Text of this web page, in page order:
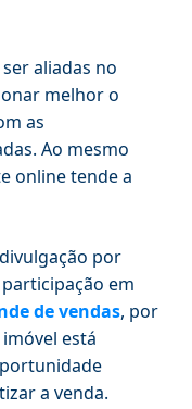
aliadas no
melhor o
as
Ao mesmo
online tende a
por
participação em
de vendas, por
está
a venda.